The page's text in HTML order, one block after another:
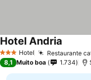
3 EstrelasHotel Restaurante
Hotel Andria
8,1 Muito boa 1.734